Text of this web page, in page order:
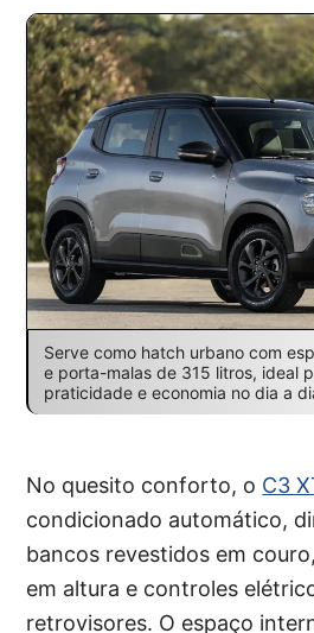
Serve como hatch urbano com
e porta-malas de 315 litros, ideal
praticidade e economia no dia a
No quesito conforto, o C3
condicionado automático,
bancos revestidos em
em altura e controles
retrovisores. O espaço